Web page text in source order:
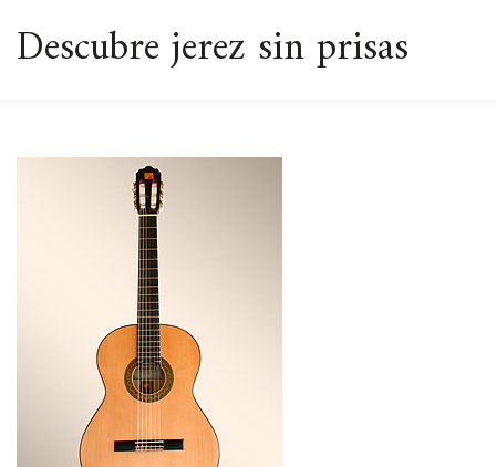
ESPACIO
Descubre jerez sin prisas